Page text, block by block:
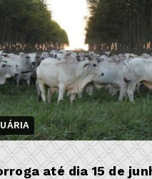
até dia 15 de